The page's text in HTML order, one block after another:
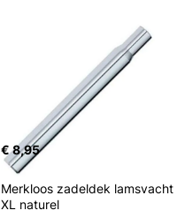
€ 8,95
Merkloos zadeldek lamsvacht
XL naturel